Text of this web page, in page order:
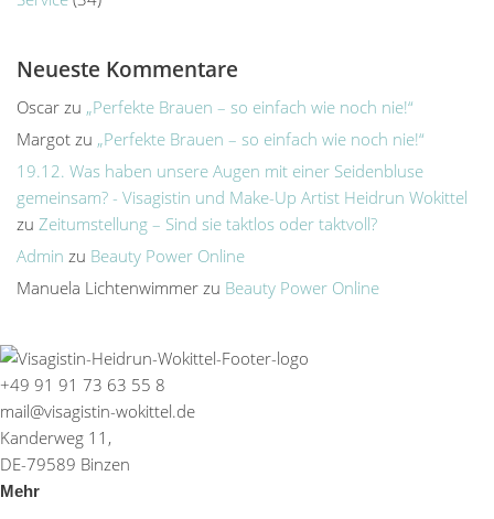
Neueste Kommentare
Oscar zu „Perfekte Brauen – so einfach wie noch nie!“
Margot zu „Perfekte Brauen – so einfach wie noch nie!“
19.12. Was haben unsere Augen mit einer Seidenbluse
gemeinsam? - Visagistin und Make-Up Artist Heidrun Wokittel
zu Zeitumstellung – Sind sie taktlos oder taktvoll?
Admin zu Beauty Power Online
Manuela Lichtenwimmer zu Beauty Power Online
+49 91 91 73 63 55 8
mail@visagistin-wokittel.de
Kanderweg 11,
DE-79589 Binzen
Mehr